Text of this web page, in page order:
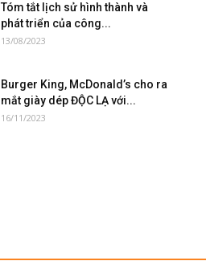
Tóm tắt lịch sử hình thành và
phát triển của công...
13/08/2023
Burger King, McDonald’s cho ra
mắt giày dép ĐỘC LẠ với...
16/11/2023